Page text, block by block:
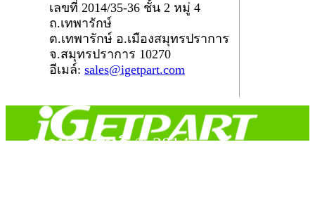
เลขที่ 2014/35-36 ชั้น 2 หมู่ 4
ถ.เทพารักษ์
ต.เทพารักษ์ อ.เมืองสมุทรปราการ
จ.สมุทรปราการ 10270
อีเมล์: sales@igetpart.com
สงวนลิขสิทธิ์ © 2014